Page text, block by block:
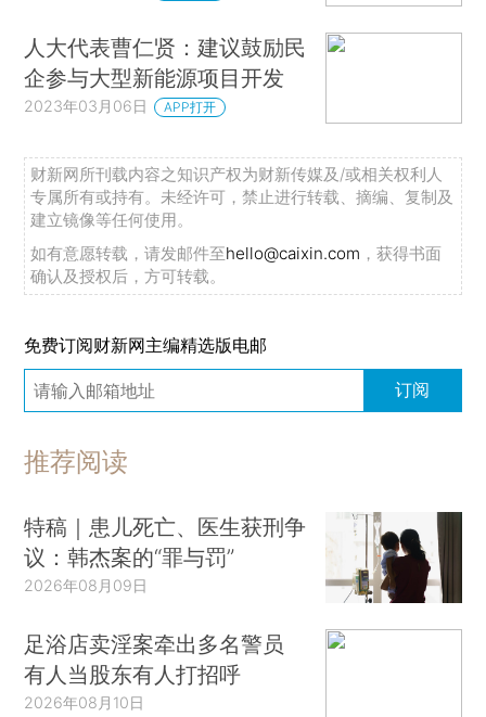
人大代表曹仁贤：建议鼓励民
企参与大型新能源项目开发
2023年03月06日 APP打开
财新网所刊载内容之知识产权为财新传媒及/或相关权利人
专属所有或持有。未经许可，禁止进行转载、摘编、复制及
建立镜像等任何使用。
如有意愿转载，请发邮件至hello@caixin.com ，获得书面
确认及授权后，方可转载。
免费订阅财新网主编精选版电邮
订阅
推荐阅读
特稿｜患儿死亡、医生获刑争
议：韩杰案的“罪与罚”
2026年08月09日
足浴店卖淫案牵出多名警员
有人当股东有人打招呼
2026年08月10日